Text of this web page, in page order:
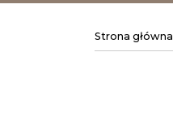
Strona główna